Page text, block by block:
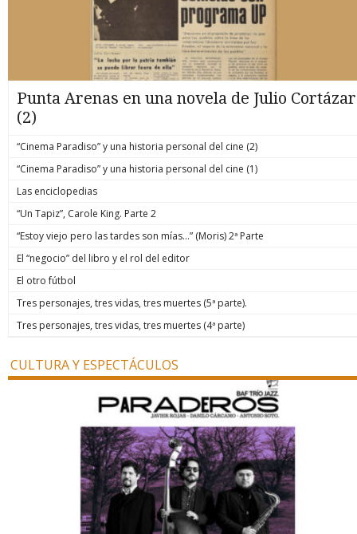
Punta Arenas en una novela de Julio Cortázar
(2)
“Cinema Paradiso” y una historia personal del cine (2)
“Cinema Paradiso” y una historia personal del cine (1)
Las enciclopedias
“Un Tapiz”, Carole King. Parte 2
“Estoy viejo pero las tardes son mías…” (Moris) 2ª Parte
El “negocio” del libro y el rol del editor
El otro fútbol
Tres personajes, tres vidas, tres muertes (5ª parte).
Tres personajes, tres vidas, tres muertes (4ª parte)
CULTURA Y ESPECTÁCULOS